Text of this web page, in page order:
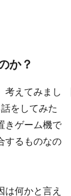
か？
考えてみまし
をしてみた
きゲーム機で
するものなの
は何かと言え